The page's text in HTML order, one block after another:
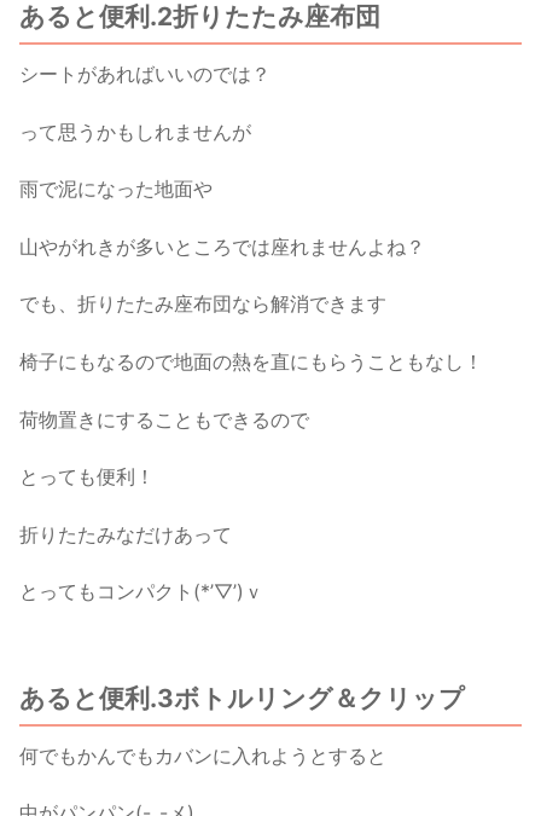
あると便利.2折りたたみ座布団
シートがあればいいのでは？
って思うかもしれませんが
雨で泥になった地面や
山やがれきが多いところでは座れませんよね？
でも、折りたたみ座布団なら解消できます
椅子にもなるので地面の熱を直にもらうこともなし！
荷物置きにすることもできるので
とっても便利！
折りたたみなだけあって
とってもコンパクト(*’▽’)ｖ
あると便利.3ボトルリング＆クリップ
何でもかんでもカバンに入れようとすると